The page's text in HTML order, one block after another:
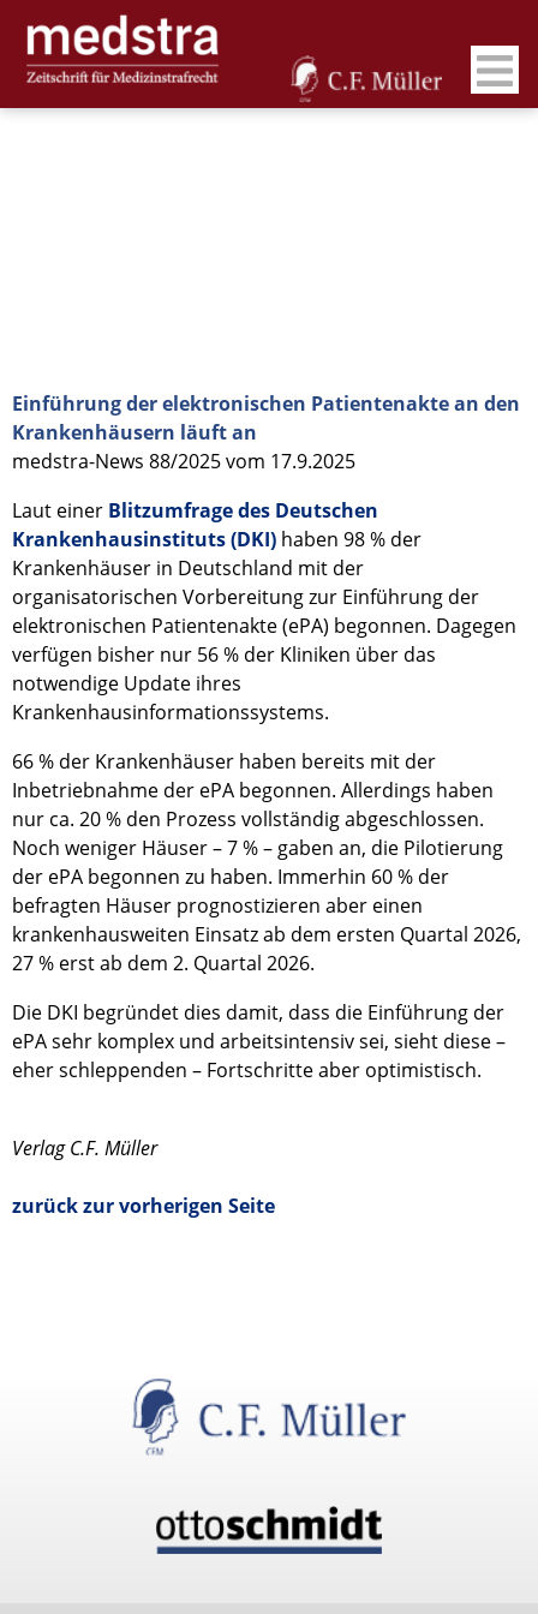
Einführung der elektronischen Patientenakte an den
Krankenhäusern läuft an
medstra-News 88/2025 vom 17.9.2025
Laut einer Blitzumfrage des Deutschen
Krankenhausinstituts (DKI) haben 98 % der
Krankenhäuser in Deutschland mit der
organisatorischen Vorbereitung zur Einführung der
elektronischen Patientenakte (ePA) begonnen. Dagegen
verfügen bisher nur 56 % der Kliniken über das
notwendige Update ihres
Krankenhausinformationssystems.
66 % der Krankenhäuser haben bereits mit der
Inbetriebnahme der ePA begonnen. Allerdings haben
nur ca. 20 % den Prozess vollständig abgeschlossen.
Noch weniger Häuser – 7 % – gaben an, die Pilotierung
der ePA begonnen zu haben. Immerhin 60 % der
befragten Häuser prognostizieren aber einen
krankenhausweiten Einsatz ab dem ersten Quartal 2026,
27 % erst ab dem 2. Quartal 2026.
Die DKI begründet dies damit, dass die Einführung der
ePA sehr komplex und arbeitsintensiv sei, sieht diese –
eher schleppenden – Fortschritte aber optimistisch.
Verlag C.F. Müller
zurück zur vorherigen Seite